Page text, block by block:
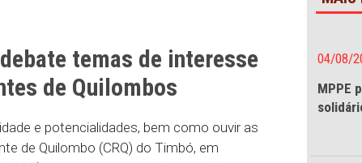
temas de interesse das Comunidades Remanescentes de
debate temas de
de Quilombos